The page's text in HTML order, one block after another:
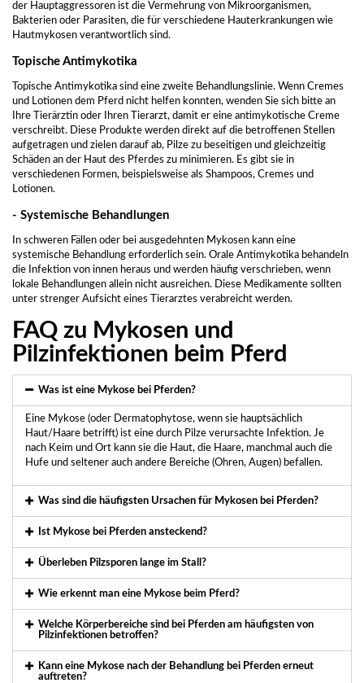
der Hauptaggressoren ist die Vermehrung von Mikroorganismen,
Bakterien oder Parasiten, die für verschiedene Hauterkrankungen wie
Hautmykosen verantwortlich sind.
Topische Antimykotika
Topische Antimykotika sind eine zweite Behandlungslinie. Wenn Cremes
und Lotionen dem Pferd nicht helfen konnten, wenden Sie sich bitte an
Ihre Tierärztin oder Ihren Tierarzt, damit er eine antimykotische Creme
verschreibt. Diese Produkte werden direkt auf die betroffenen Stellen
aufgetragen und zielen darauf ab, Pilze zu beseitigen und gleichzeitig
Schäden an der Haut des Pferdes zu minimieren. Es gibt sie in
verschiedenen Formen, beispielsweise als Shampoos, Cremes und
Lotionen.
- Systemische Behandlungen
In schweren Fällen oder bei ausgedehnten Mykosen kann eine
systemische Behandlung erforderlich sein. Orale Antimykotika behandeln
die Infektion von innen heraus und werden häufig verschrieben, wenn
lokale Behandlungen allein nicht ausreichen. Diese Medikamente sollten
unter strenger Aufsicht eines Tierarztes verabreicht werden.
FAQ zu Mykosen und
Pilzinfektionen beim Pferd
Was ist eine Mykose bei Pferden?
Eine Mykose (oder Dermatophytose, wenn sie hauptsächlich
Haut/Haare betrifft) ist eine durch Pilze verursachte Infektion. Je
nach Keim und Ort kann sie die Haut, die Haare, manchmal auch die
Hufe und seltener auch andere Bereiche (Ohren, Augen) befallen.
Was sind die häufigsten Ursachen für Mykosen bei Pferden?
Ist Mykose bei Pferden ansteckend?
Überleben Pilzsporen lange im Stall?
Wie erkennt man eine Mykose beim Pferd?
Welche Körperbereiche sind bei Pferden am häufigsten von
Pilzinfektionen betroffen?
Kann eine Mykose nach der Behandlung bei Pferden erneut
auftreten?